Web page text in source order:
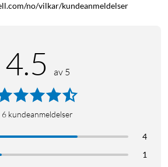
no/vilkar/kundeanmeldelser
4.5 av 5
6 kundeanmeldelser
4
1